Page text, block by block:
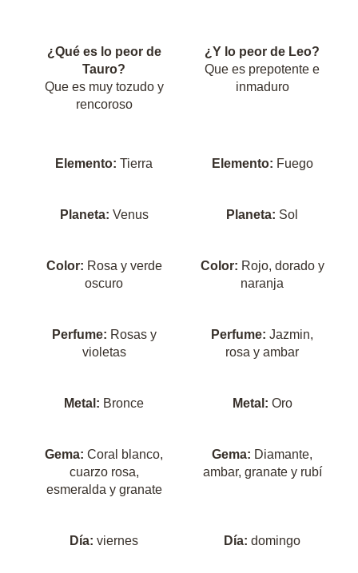
¿Qué es lo peor de
Tauro?
Que es muy tozudo y
rencoroso
¿Y lo peor de Leo?
Que es prepotente e
inmaduro
Elemento: Tierra Elemento: Fuego
Planeta: Venus Planeta: Sol
Color: Rosa y verde
oscuro
Color: Rojo, dorado y
naranja
Perfume: Rosas y
violetas
Perfume: Jazmin,
rosa y ambar
Metal: Bronce Metal: Oro
Gema: Coral blanco,
cuarzo rosa,
esmeralda y granate
Gema: Diamante,
ambar, granate y rubí
Día: viernes Día: domingo